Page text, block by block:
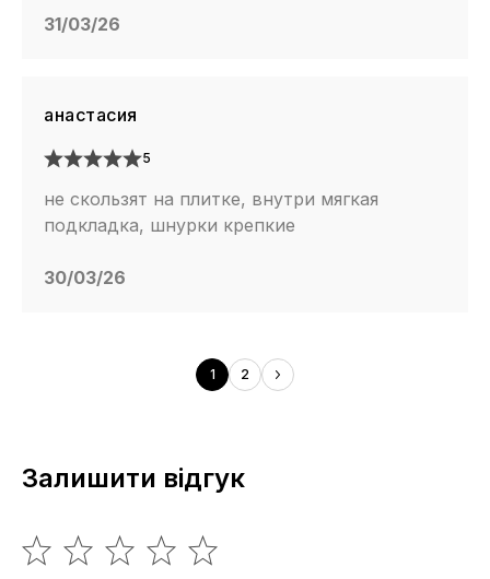
31/03/26
анастасия
5
не скользят на плитке, внутри мягкая
подкладка, шнурки крепкие
30/03/26
1 2
Залишити відгук